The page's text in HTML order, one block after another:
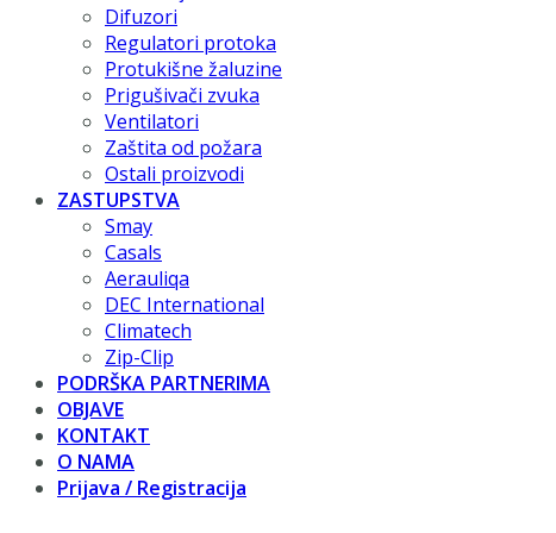
Difuzori
Regulatori protoka
Protukišne žaluzine
Prigušivači zvuka
Ventilatori
Zaštita od požara
Ostali proizvodi
ZASTUPSTVA
Smay
Casals
Aerauliqa
DEC International
Climatech
Zip-Clip
PODRŠKA PARTNERIMA
OBJAVE
KONTAKT
O NAMA
Prijava / Registracija